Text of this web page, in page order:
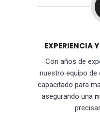
EXPERIENCIA
Con años de
nuestro equipo
capacitado para
asegurando una